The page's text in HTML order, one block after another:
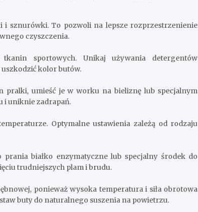
i sznurówki. To pozwoli na lepsze rozprzestrzenienie
czyszczenia.
sportowych. Unikaj używania detergentów
kolor butów.
pralki, umieść je w worku na bieliznę lub specjalnym
i uniknie zadrapań.
Optymalne ustawienia zależą od rodzaju
prania białko enzymatyczne lub specjalny środek do
trudniejszych plam i brudu.
ponieważ wysoka temperatura i siła obrotowa
buty do naturalnego suszenia na powietrzu.